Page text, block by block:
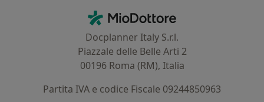
MioDottore - Homepage
Docplanner Italy S.r.l.
Piazzale delle Belle Arti 2
00196 Roma (RM), Italia
Partita IVA e codice Fiscale 09244850963